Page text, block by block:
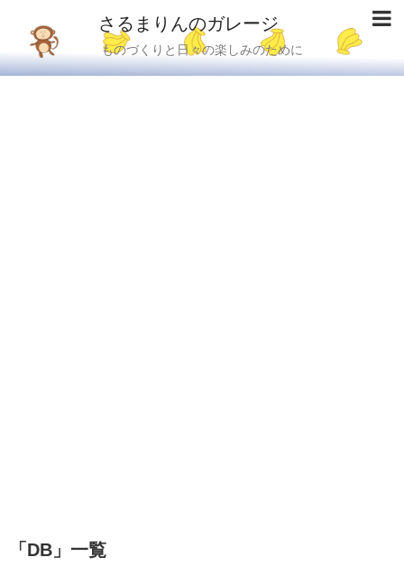
さるまりんのガレージ
ものづくりと日々の楽しみのために
「 DB 」 一覧